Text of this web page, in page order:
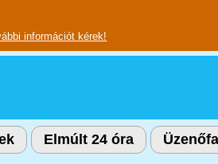
információt kérek!
Elmúlt 24 óra